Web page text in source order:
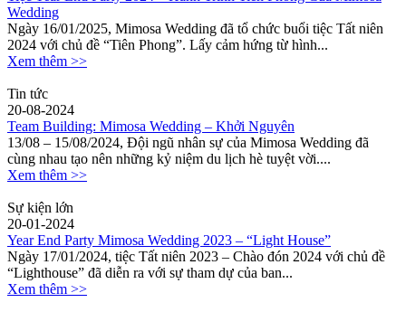
Wedding
Ngày 16/01/2025, Mimosa Wedding đã tổ chức buổi tiệc Tất niên
2024 với chủ đề “Tiên Phong”. Lấy cảm hứng từ hình...
Xem thêm >>
Tin tức
20-08-2024
Team Building: Mimosa Wedding – Khởi Nguyên
13/08 – 15/08/2024, Đội ngũ nhân sự của Mimosa Wedding đã
cùng nhau tạo nên những kỷ niệm du lịch hè tuyệt vời....
Xem thêm >>
Sự kiện lớn
20-01-2024
Year End Party Mimosa Wedding 2023 – “Light House”
Ngày 17/01/2024, tiệc Tất niên 2023 – Chào đón 2024 với chủ đề
“Lighthouse” đã diễn ra với sự tham dự của ban...
Xem thêm >>